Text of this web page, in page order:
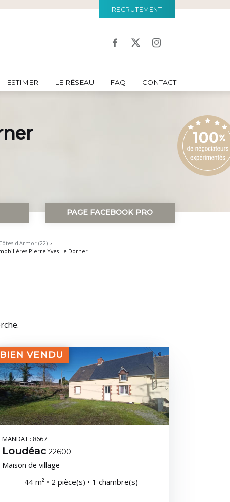
RECRUTEMENT
ESTIMER LE RÉSEAU FAQ CONTACT
PAGE FACEBOOK PRO
d'Armor (22) ›
Pierre-Yves Le Dorner
BIEN VENDU
MANDAT : 8667
Loudéac 22600
Maison de village
44 m² • 2 pièce(s) • 1 chambre(s)